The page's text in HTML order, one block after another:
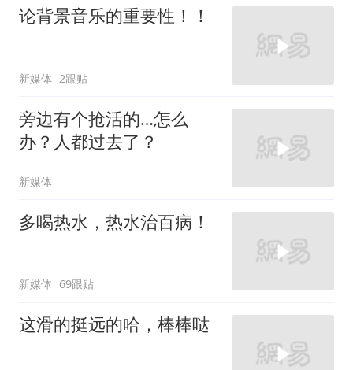
论背景音乐的重要性！！
新媒体 2跟贴
旁边有个抢活的…怎么
办？人都过去了？
新媒体
多喝热水，热水治百病！
新媒体 69跟贴
这滑的挺远的哈，棒棒哒